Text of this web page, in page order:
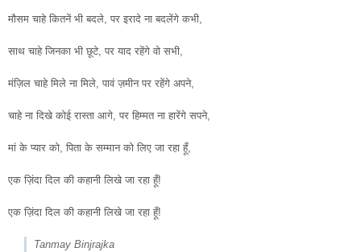
मौसम चाहे कितनें भी बदले, पर इरादे ना बदलेंगे कभी,
साथ चाहे जिनका भी छूटे, पर याद रहेंगे वो सभी,
मंज़िल चाहे मिले ना मिले, पावं ज़मीन पर रहेंगे अपने,
चाहे ना दिखे कोई रास्ता आगे, पर हिम्मत ना हारेंगे सपने,
मां के प्यार को, पिता के सम्मान को लिए जा रहा हूँ,
एक ज़िंदा दिल की कहानी लिखे जा रहा हूँ!
एक ज़िंदा दिल की कहानी लिखे जा रहा हूँ!
Tanmay Binjrajka